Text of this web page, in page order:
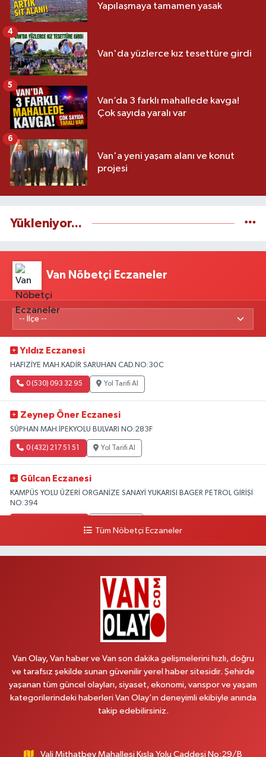
Yapılaşmaya tamamen yasak
Van'da yüzlerce kız tesettüre girdi
4
Van’da 3 farklı mahallede kavga!
Çok sayıda yaralı var
5
Van'a yeni yaşam alanı ve konut
projesi
6
Yükleniyor...
Van Nöbetçi Eczaneler
Yıldız Eczanesi
HAFIZİYE MAH.KADİR SARUHAN CAD.NO:30C
0 (530) 093 32 95 Yol Tarifi Al
Zeynep Öner Eczanesi
SÜPHAN MAH.İPEKYOLU BULVARI NO:283F
0 (432) 217 51 51 Yol Tarifi Al
Gülcan Eczanesi
KAMPÜS YOLU ÜZERİ ORGANİZE SANAYİ YUKARISI BAGER PETROL GİRİŞİ
NO:394
HEKİM HASTANESİ ACİL KARŞISI
Yol Tarifi Al
MAHMUDİYE MAH.ATATÜRK CAD.NO:17B
0 (531) 621 69 65 Yol Tarifi Al
Onay Eczanesi
Tüm Nöbetçi Eczaneler
Van Olay, Van haber ve Van son dakika gelişmelerini hızlı, doğru
ve tarafsız şekilde sunan güvenilir yerel haber sitesidir. Şehirde
yaşanan tüm güncel olayları, siyaset, ekonomi, vanspor ve yaşam
kategorilerindeki haberleri Van Olay’ın deneyimli ekibiyle anında
takip edebilirsiniz.
Vali Mithatbey Mahallesi Kışla Yolu Caddesi No:29/B